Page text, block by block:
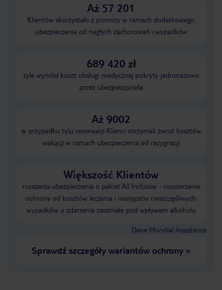
Aż 57 201
Klientów skorzystało z pomocy w ramach dodatkowego
ubezpieczenia od nagłych zachorowań i wypadków
689 420 zł
tyle wyniósł koszt obsługi medycznej pokryty jednorazowo
przez ubezpieczyciela
Aż 9002
w przypadku tylu rezerwacji Klienci otrzymali zwrot kosztów
wakacji w ramach ubezpieczenia od rezygnacji
Większość Klientów
rozszerza ubezpieczenia o pakiet All Inclusive - rozszerzenie
ochrony od kosztów leczenia i następstw nieszczęśliwych
wypadków o zdarzenia zaistniałe pod wpływem alkoholu
Dane Mondial Assistance
Sprawdź szczegóły wariantów ochrony»